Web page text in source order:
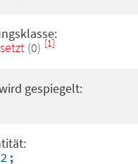
(0) [1]
gespiegelt: